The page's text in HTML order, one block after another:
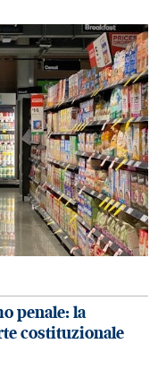
penale: la
costituzionale